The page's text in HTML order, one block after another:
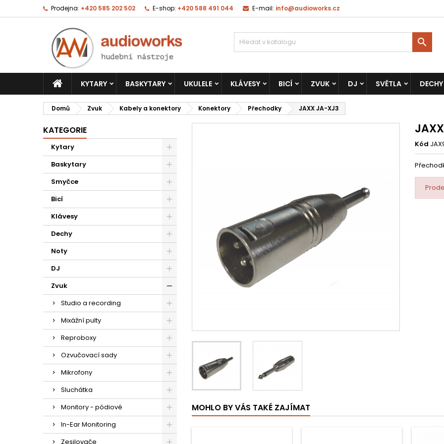
Prodejna: +420 585 202 502 E-shop: +420 588 491 044 E-mail: info@audioworks.cz

KYTARY BASKYTARY UKULELE KLÁVESY BICÍ ZVUK DJ SVĚTLA DECHY
Domů Zvuk Kabely a konektory Konektory Přechodky JAXX JA-XJ3
KATEGORIE
Kytary
Baskytary
Smyčce
Bicí
Klávesy
Dechy
Noty
DJ
Zvuk
Studio a recording
Mixážní pulty
Reproboxy
Ozvučovací sady
Mikrofony
Sluchátka
Monitory - pódiové
In-Ear Monitoring
Zesilovače
Kód
MOHLO BY VÁS TAKÉ ZAJÍMAT